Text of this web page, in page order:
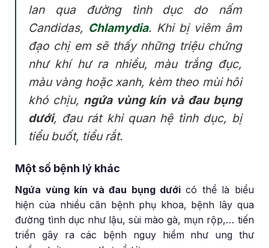
lan qua đường tình dục do nấm
Candidas, Chlamydia. Khi bị viêm âm
đạo chị em sẽ thấy những triệu chứng
như khí hư ra nhiều, màu trắng đục,
màu vàng hoặc xanh, kèm theo mùi hôi
khó chịu, ngứa vùng kín và đau bụng
dưới, đau rát khi quan hệ tình dục, bị
tiểu buốt, tiểu rắt.
Một số bệnh lý khác
Ngứa vùng kín và đau bụng dướicó thể là biểu
hiện của nhiều căn bệnh phụ khoa, bệnh lây qua
đường tình dục như lậu, sùi mào gà, mụn rộp,… tiến
triển gây ra các bệnh nguy hiểm như ung thư